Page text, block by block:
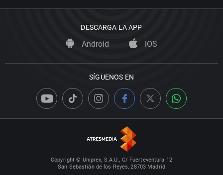
DESCARGA LA APP
Android iOS
SÍGUENOS EN
Copyright © Uniprex, S.A.U., C/ Fuerteventura 12
San Sebastián de los Reyes, 28703 Madrid